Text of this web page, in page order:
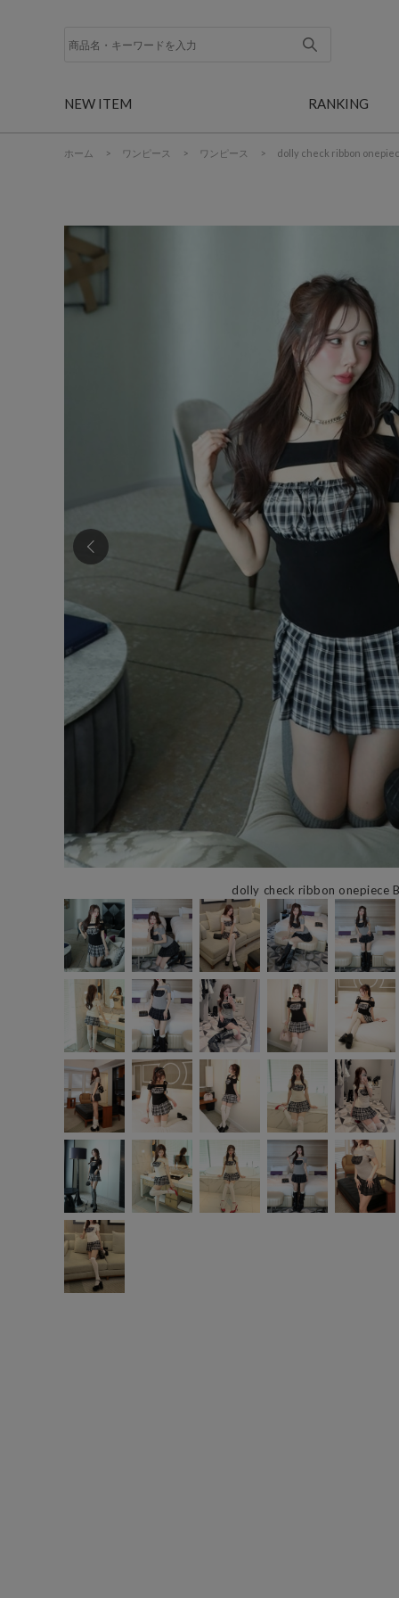
NEW ITEM RANKING
ホーム > ワンピース > ワンピース > dolly check ribbon
dolly check ribbon onepiece